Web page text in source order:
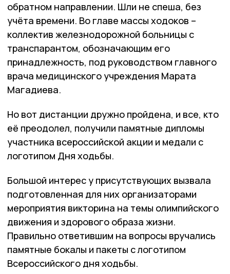
обратном направлении. Шли не спеша, без
учёта времени. Во главе массы ходоков –
коллектив железнодорожной больницы с
транспарантом, обозначающим его
принадлежность, под руководством главного
врача медицинского учреждения Марата
Магадиева.
Но вот дистанции дружно пройдена, и все, кто
её преодолел, получили памятные дипломы
участника всероссийской акции и медали с
логотипом Дня ходьбы.
Большой интерес у присутствующих вызвала
подготовленная для них организаторами
мероприятия викторина на темы олимпийского
движения и здорового образа жизни.
Правильно ответившим на вопросы вручались
памятные бокалы и пакеты с логотипом
Всероссийского дня ходьбы.